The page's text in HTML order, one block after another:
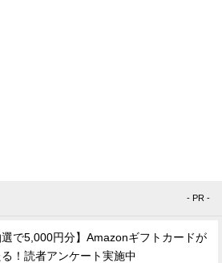
- PR -
選で5,000円分】Amazonギフトカードが
る！読者アンケート実施中